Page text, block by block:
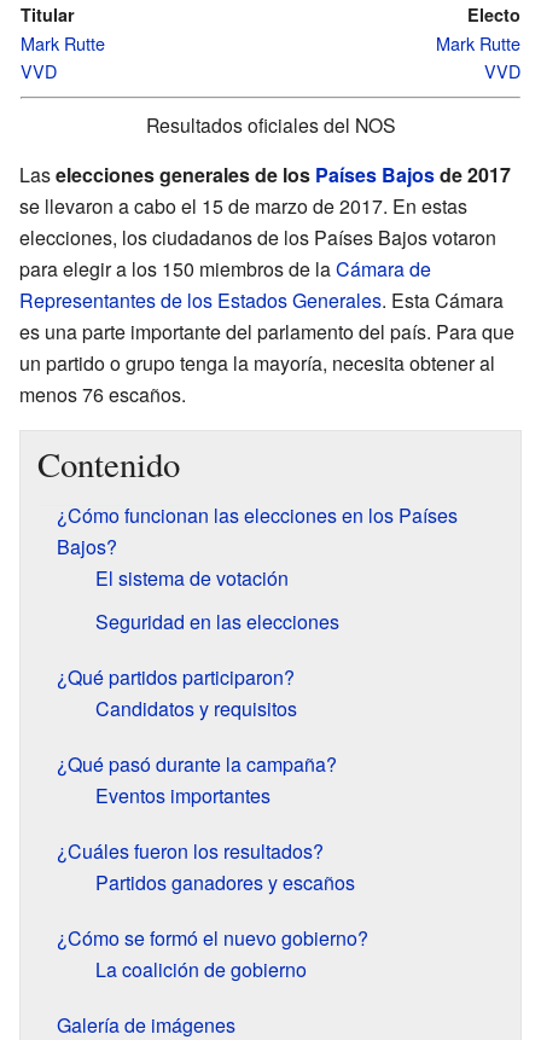
Titular
Mark Rutte
VVD
Electo
Mark Rutte
VVD
Resultados oficiales del NOS
Laselecciones generales de los Países Bajosde 2017
se llevaron a cabo el 15 de marzo de 2017. En estas
elecciones, los ciudadanos de los Países Bajos votaron
para elegir a los 150 miembros de laCámara de
Representantes de los Estados Generales. Esta Cámara
es una parte importante del parlamento del país. Para que
un partido o grupo tenga la mayoría, necesita obtener al
menos 76 escaños.
Contenido
¿Cómo funcionan las elecciones en los Países
Bajos?
El sistema de votación
Seguridad en las elecciones
¿Qué partidos participaron?
Candidatos y requisitos
¿Qué pasó durante la campaña?
Eventos importantes
¿Cuáles fueron los resultados?
Partidos ganadores y escaños
¿Cómo se formó el nuevo gobierno?
La coalición de gobierno
Galería de imágenes